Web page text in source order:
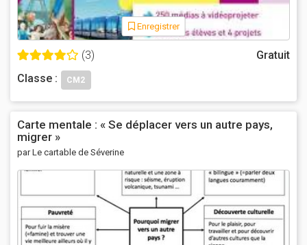
Enregistrer
(3)
Gratuit
Classe :
CM2
Carte mentale : « Se déplacer vers un autre pays,
migrer »
par Le cartable de Séverine